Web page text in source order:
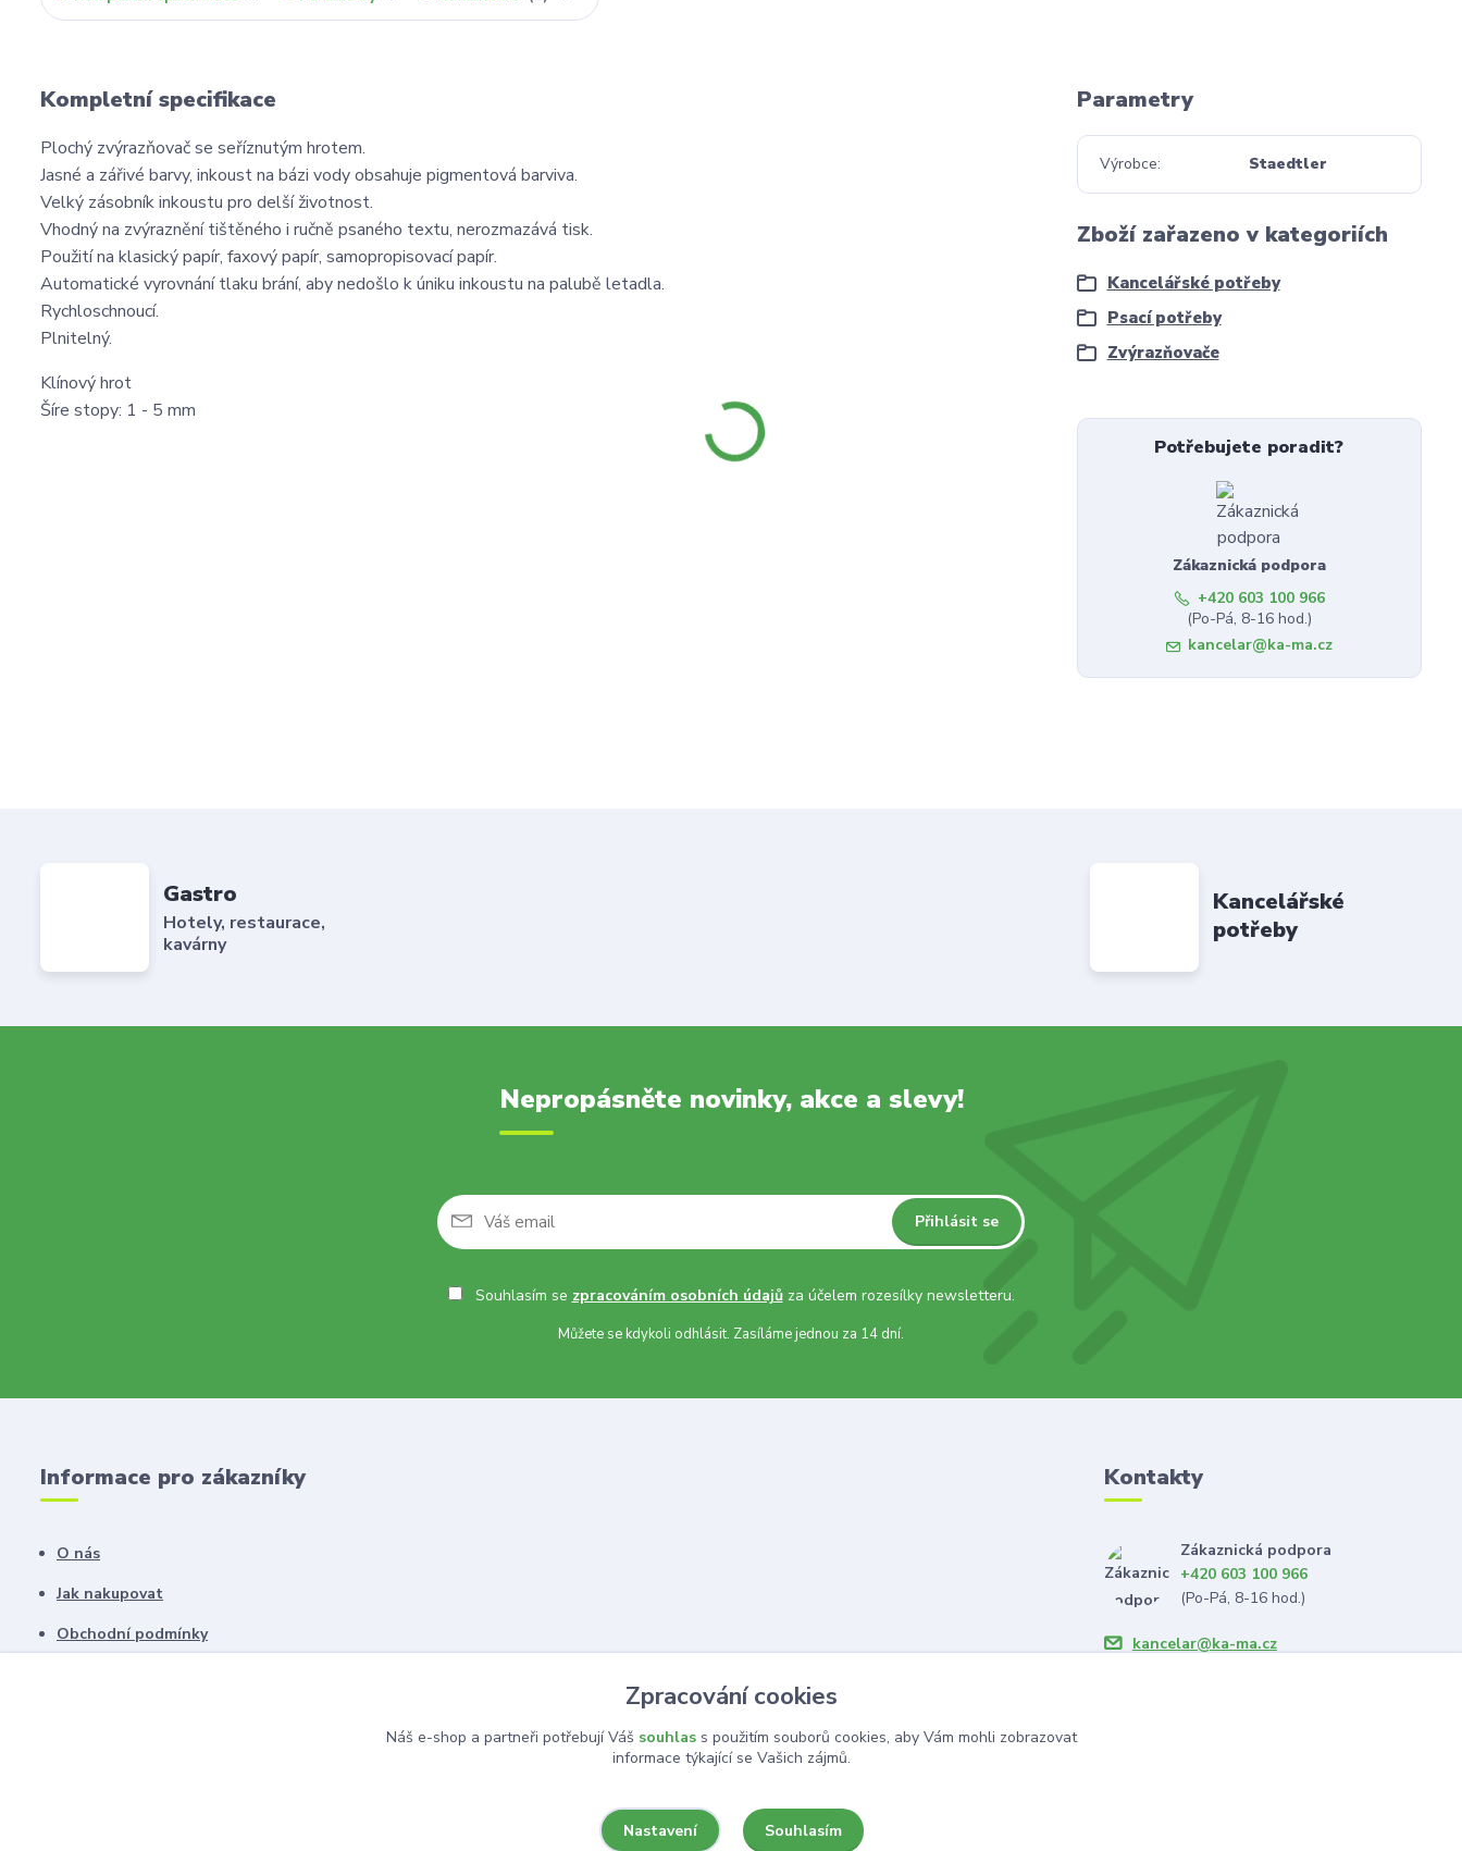
Kompletní specifikace
Plochý zvýrazňovač se seříznutým hrotem.
Jasné a zářivé barvy, inkoust na bázi vody obsahuje pigmentová barviva.
Velký zásobník inkoustu pro delší životnost.
Vhodný na zvýraznění tištěného i ručně psaného textu, nerozmazává tisk.
Použití na klasický papír, faxový papír, samopropisovací papír.
Automatické vyrovnání tlaku brání, aby nedošlo k úniku inkoustu na palubě letadla.
Rychloschnoucí.
Plnitelný.
Klínový hrot
Šíre stopy: 1 - 5 mm
Parametry
Výrobce Staedtler
Zboží zařazeno v kategoriích
Kancelářské potřeby
Psací potřeby
Zvýrazňovače
Potřebujete poradit?
Zákaznická podpora
+420 603 100 966
(Po-Pá, 8-16 hod.)
kancelar@ka-ma.cz
Gastro
Hotely, restaurace,
kavárny
Kancelářské
potřeby
Nepropásněte novinky, akce a slevy!
Přihlásit se
Souhlasím se zpracováním osobních údajůza účelem rozesílky newsletteru.
Můžete se kdykoli odhlásit. Zasíláme jednou za 14 dní.
Informace pro zákazníky
O nás
Jak nakupovat
Obchodní podmínky
Kontakty
Zákaznická podpora
+420 603 100 966
(Po-Pá, 8-16 hod.)
kancelar@ka-ma.cz
Zpracování cookies
Náš e-shop a partneři potřebují Váš souhlass použitím souborů cookies, aby Vám mohli zobrazovat
informace týkající se Vašich zájmů.
Nastavení Souhlasím